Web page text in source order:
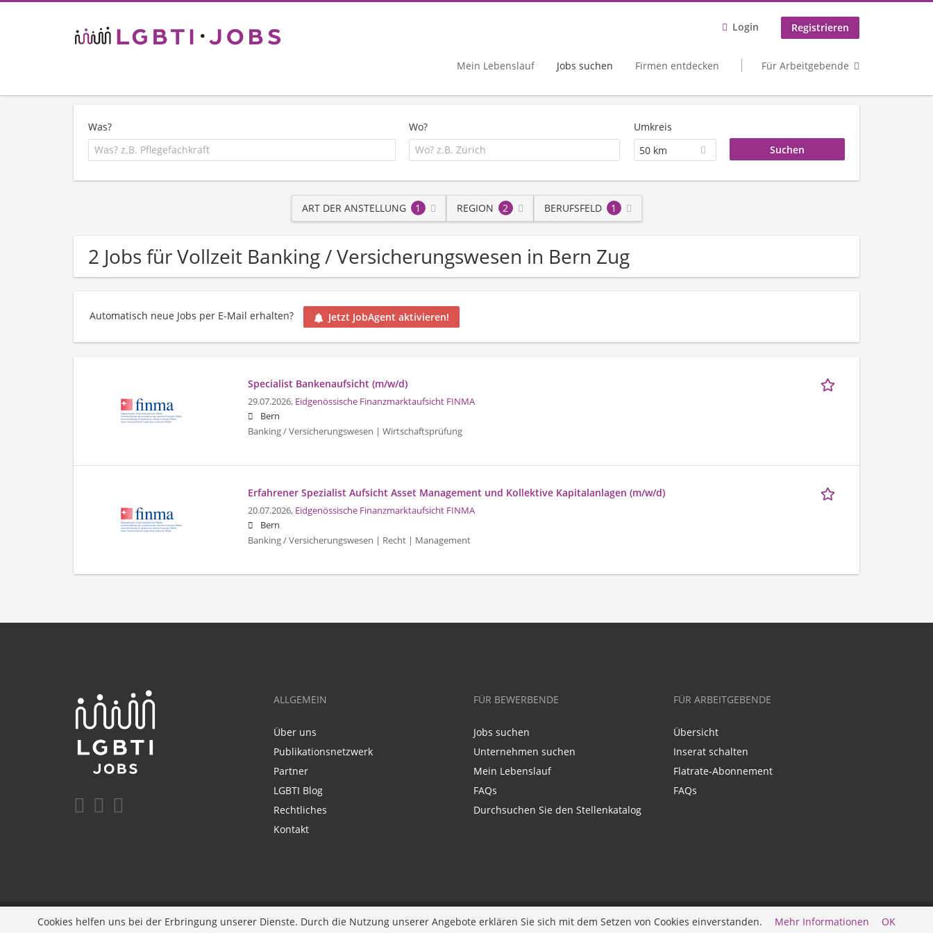
Login Registrieren
Mein Lebenslauf Jobs suchen Firmen entdecken Für Arbeitgebende
Was? Wo?
Umkreis
50 km
ART DER ANSTELLUNG 1 REGION 2 BERUFSFELD 1
2 Jobs für Vollzeit Banking / Versicherungswesen in Bern Zug
Automatisch neue Jobs per E-Mail erhalten? Jetzt JobAgent aktivieren!
Specialist Bankenaufsicht (m/w/d)
29.07.2026, Eidgenössische Finanzmarktaufsicht FINMA
Bern
Banking / Versicherungswesen | Wirtschaftsprüfung
Erfahrener Spezialist Aufsicht Asset Management und Kollektive Kapitalanlagen (m/w/d)
20.07.2026, Eidgenössische Finanzmarktaufsicht FINMA
Bern
Banking / Versicherungswesen | Recht | Management
ALLGEMEIN
Über uns
Publikationsnetzwerk
Partner
LGBTI Blog
Rechtliches
Kontakt
FÜR BEWERBENDE
Jobs suchen
Unternehmen suchen
Mein Lebenslauf
FAQs
Durchsuchen Sie den Stellenkatalog
FÜR ARBEITGEBENDE
Übersicht
Inserat schalten
Flatrate-Abonnement
FAQs
Ein Unternehmen derDiversity Job Group GmbH | Entwickelt durch JOBIQO
Cookies helfen uns bei der Erbringung unserer Dienste. Durch die Nutzung unserer Angebote erklären Sie sich mit dem Setzen von Cookies einverstanden. Mehr Informationen OK